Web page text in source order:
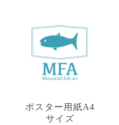
ポスター用紙A4
サイズ